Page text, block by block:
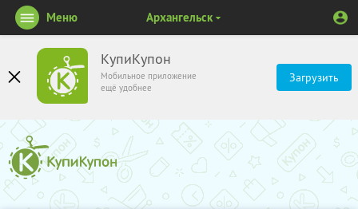
КупиКупон
Мобильное приложение
ещё удобнее
Загрузить
Меню Архангельск